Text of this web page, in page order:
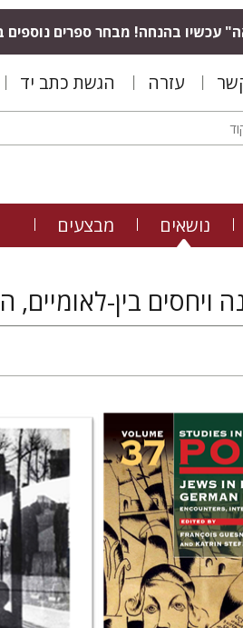
עכשיו בהנחה! מבחר ספרים
עזרה הגשת כתב יד
נושאים מבצעים
ויחסים בין-לאומיים,
François
Guesnet
רונה סלע